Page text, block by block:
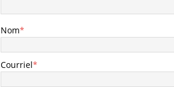
Nom*
Courriel*